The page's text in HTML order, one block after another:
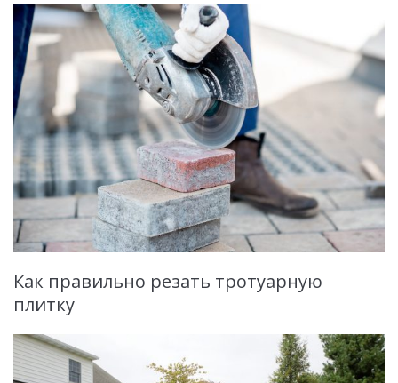
Как правильно резать тротуарную
плитку